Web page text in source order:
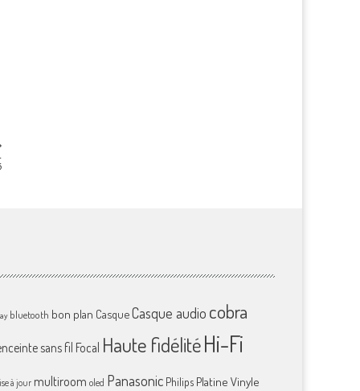
bluetooth bon plan CasqueCasque audio cobra
sans fil Focal Haute fidélitéHi-Fi
à jour multiroom oled Panasonic Philips Platine Vinyle